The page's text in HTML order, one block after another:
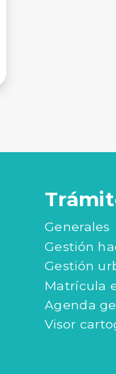
Generales
Gestión
Gestión
Matrícula
Agenda
Visor